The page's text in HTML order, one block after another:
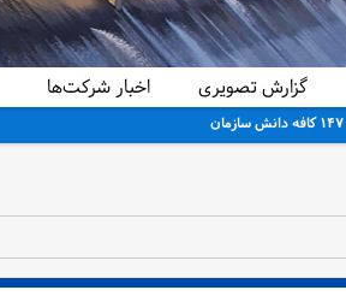
گزارش تصویری اخبار شرکت‌ها